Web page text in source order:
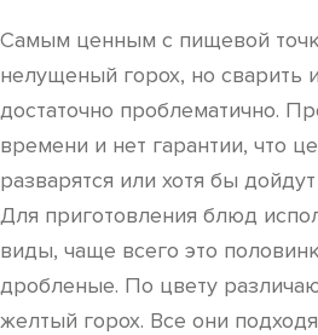
Самым ценным с пищевой
нелущеный горох, но сварить
достаточно проблематично.
времени и нет гарантии, что
разварятся или хотя бы
Для приготовления блюд
виды, чаще всего это
дробленые. По цвету
желтый горох. Все они